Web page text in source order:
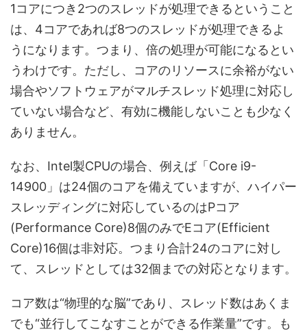
1コアにつき2つのスレッドが処理できるということ
は、4コアであれば8つのスレッドが処理できるよ
うになります。つまり、倍の処理が可能になるとい
うわけです。ただし、コアのリソースに余裕がない
場合やソフトウェアがマルチスレッド処理に対応し
ていない場合など、有効に機能しないことも少なく
ありません。
なお、Intel製CPUの場合、例えば「Core i9-
14900」は24個のコアを備えていますが、ハイパー
スレッディングに対応しているのはPコア
(Performance Core)8個のみでEコア(Efficient
Core)16個は非対応。つまり合計24のコアに対し
て、スレッドとしては32個までの対応となります。
コア数は“物理的な脳”であり、スレッド数はあくま
でも“並行してこなすことができる作業量”です。も